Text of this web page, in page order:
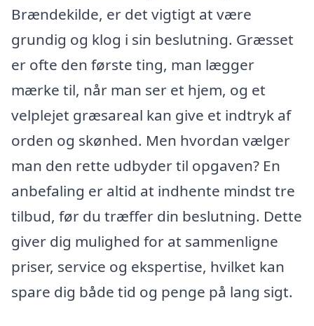
Brændekilde, er det vigtigt at være
grundig og klog i sin beslutning. Græsset
er ofte den første ting, man lægger
mærke til, når man ser et hjem, og et
velplejet græsareal kan give et indtryk af
orden og skønhed. Men hvordan vælger
man den rette udbyder til opgaven? En
anbefaling er altid at indhente mindst tre
tilbud, før du træffer din beslutning. Dette
giver dig mulighed for at sammenligne
priser, service og ekspertise, hvilket kan
spare dig både tid og penge på lang sigt.